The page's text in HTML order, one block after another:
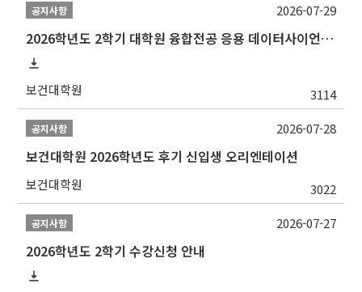
공지사항
2026학년도 2학기 대학원 융합전공 응용 데이터사이언스 선발 계획 알림
보건대학원 3114
2026-07-29
공지사항
보건대학원 2026학년도 후기 신입생 오리엔테이션
보건대학원 3022
2026-07-28
공지사항
2026학년도 2학기 수강신청 안내
2026-07-27